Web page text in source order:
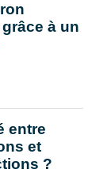
à un
entre
et
?